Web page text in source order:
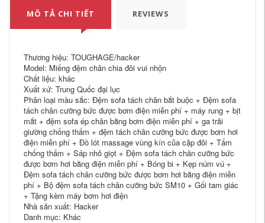
MÔ TẢ CHI TIẾT REVIEWS
Thương hiệu: TOUGHAGE/hacker
Model: Miếng đệm chân chia đôi vui nhộn
Chất liệu: khác
Xuất xứ: Trung Quốc đại lục
Phân loại màu sắc: Đệm sofa tách chân bắt buộc + Đệm sofa
tách chân cưỡng bức được bơm điện miễn phí + máy rung + bịt
mắt + đệm sofa ép chân bằng bơm điện miễn phí + ga trải
giường chống thấm + đệm tách chân cưỡng bức được bơm hơi
điện miễn phí + Đồ lót massage vùng kín của cặp đôi + Tấm
chống thấm + Sáp nhỏ giọt + Đệm sofa tách chân cưỡng bức
được bơm hơi bằng điện miễn phí + Bóng bi + Kẹp núm vú +
Đệm sofa tách chân cưỡng bức được bơm hơi bằng điện miễn
phí + Bộ đệm sofa tách chân cưỡng bức SM10 + Gối tam giác
+ Tặng kèm máy bơm hơi điện
Nhà sản xuất: Hacker
Danh mục: Khác